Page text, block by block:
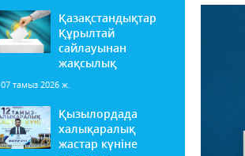
Қазақстандықтар
Құрылтай
сайлауынан
жақсылық
07 тамыз 2026 ж.
Қызылордада
халықаралық
жастар күніне